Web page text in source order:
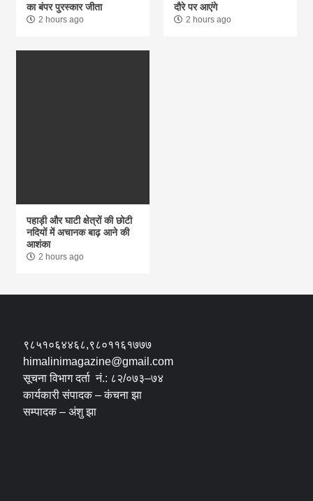
का बंपर पुरस्कार जीता
2 hours ago
दौरे पर आएंगे
2 hours ago
पहाड़ी और घाटी क्षेत्रों की छोटी
नदियों में अचानक बाढ़ आने की
आशंका
2 hours ago
९८५१०६४४६८,९८०११६१७७७
himalinimagazine@gmail.com
सूचना विभाग दर्ता नं.: ८२/०७३–७४
कार्यकारी संपादक – कंचना झा
सम्पादक – अंशु झा